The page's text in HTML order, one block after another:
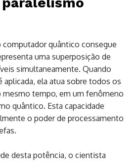
computador quântico consegue
uma superposição de
simultaneamente. Quando
aplicada, ela atua sobre todos os
mesmo tempo, em um fenômeno
quântico. Esta capacidade
o poder de processamento
desta potência, o cientista